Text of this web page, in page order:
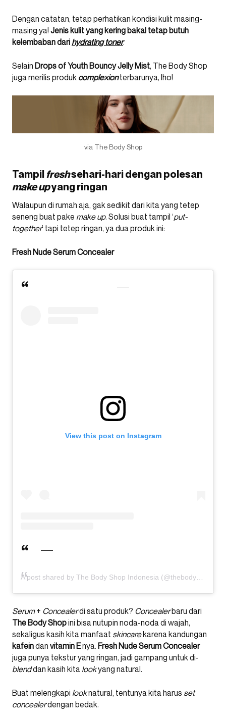
Dengan catatan, tetap perhatikan kondisi kulit masing-
masing ya! Jenis kulit yang kering bakal tetap butuh
kelembaban dari hydrating toner.
Selain Drops of Youth Bouncy Jelly Mist, The Body Shop
juga merilis produk complexion terbarunya, lho!
via The Body Shop
Tampil freshsehari-haridengan polesan
make upyang ringan
Walaupun di rumah aja, gak sedikit dari kita yang tetep
seneng buat pake make up. Solusi buat tampil ‘put-
together’ tapi tetep ringan, ya dua produk ini:
Fresh Nude Serum Concealer
View this post on Instagram
A post shared by The Body Shop Indonesia (@thebodyshopindo)
Serum+ Concealerdi satu produk? Concealerbaru dari
The Body Shopini bisa nutupin noda-noda di wajah,
sekaligus kasih kita manfaat skincarekarena kandungan
kafeindan vitamin Enya. Fresh Nude Serum Concealer
juga punya tekstur yang ringan, jadi gampang untuk di-
blenddan kasih kita lookyang natural.
Buat melengkapi looknatural, tentunya kita harus set
concealerdengan bedak.